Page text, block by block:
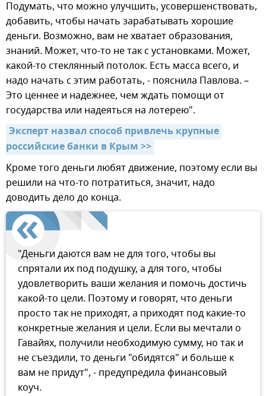
Подумать, что можно улучшить, усовершенствовать,
добавить, чтобы начать зарабатывать хорошие
деньги. Возможно, вам не хватает образования,
знаний. Может, что-то не так с установками. Может,
какой-то стеклянный потолок. Есть масса всего, и
надо начать с этим работать, - пояснила Павлова. –
Это ценнее и надежнее, чем ждать помощи от
государства или надеяться на лотерею".
Эксперт назвал способ привлечь крупные
российские банки в Крым >>
Кроме того деньги любят движение, поэтому если вы
решили на что-то потратиться, значит, надо
доводить дело до конца.
"Деньги даются вам не для того, чтобы вы
спрятали их под подушку, а для того, чтобы
удовлетворить ваши желания и помочь достичь
какой-то цели. Поэтому и говорят, что деньги
просто так не приходят, а приходят под какие-то
конкретные желания и цели. Если вы мечтали о
Гавайях, получили необходимую сумму, но так и
не съездили, то деньги "обидятся" и больше к
вам не придут", - предупредила финансовый
коуч.